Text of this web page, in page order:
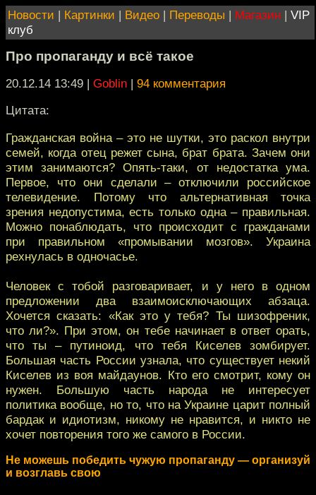
Новости | Картинки | Видео | Переводы | Магазин | VIP
клуб
Про пропаганду и всё такое
20.12.14 13:49 | Goblin | 94 комментария
Цитата:
Гражданская война – это не шутки, это раскол внутри
семей, когда отец режет сына, брат брата. Зачем они
этим занимаются? Опять-таки, от недостатка ума.
Первое, что они сделали – отключили российское
телевидение. Потому что альтернативная точка
зрения недопустима, есть только одна – правильная.
Можно понаблюдать, что происходит с гражданами
при правильном «промывании мозгов». Украина
рехнулась в одночасье.
Человек с тобой разговаривает, и у него в одном
предложении два взаимоисключающих абзаца.
Хочется сказать: «Как это у тебя? Ты шизофреник,
что ли?». При этом, он тебе начинает в ответ орать,
что ты – путиноид, что тебя Киселев зомбирует.
Большая часть России узнала, что существует некий
Киселев из воя майдаунов. Кто его смотрит, кому он
нужен. Большую часть народа не интересует
политика вообще, но то, что на Украине царит полный
бардак и идиотизм, никому не нравится, и никто не
хочет повторения того же самого в России.
Не можешь победить чужую пропаганду — организуй
и возглавь свою